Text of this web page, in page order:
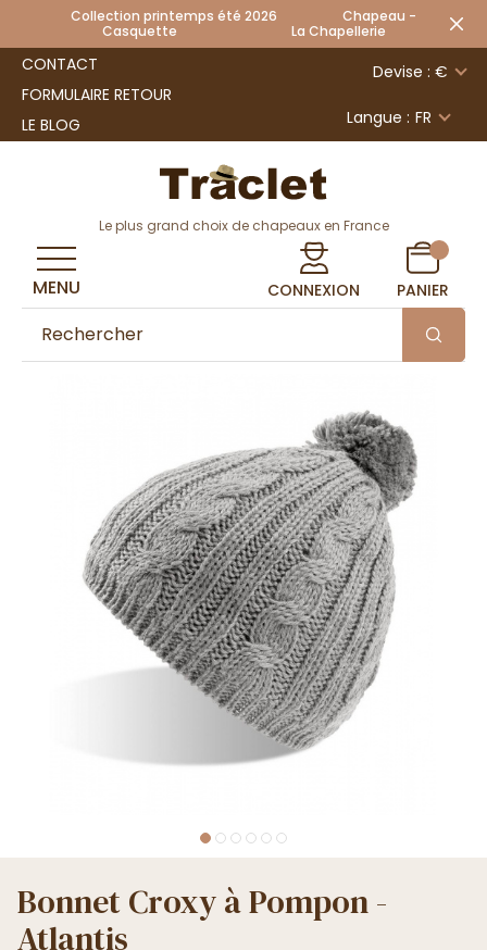
Collection printemps été 2026 Chapeau -
Casquette La Chapellerie
CONTACT
FORMULAIRE RETOUR
LE BLOG
Devise : €
Langue : FR
Le plus grand choix de chapeaux en France
CONNEXION PANIER
MENU
Bonnet Croxy à Pompon -
Atlantis